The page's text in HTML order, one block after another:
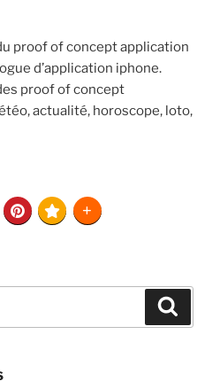
proof of concept application
d’application iphone.
proof of concept
actualité, horoscope, loto,